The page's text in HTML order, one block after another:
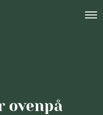
O
ovenpå